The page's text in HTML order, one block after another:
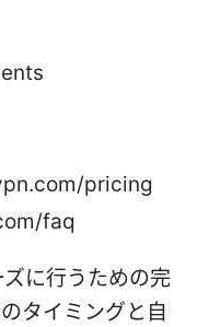
pricing
faq
に行うための完
タイミングと自